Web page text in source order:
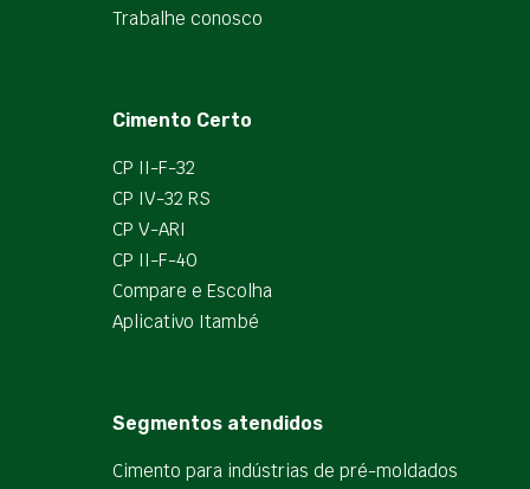
Trabalhe conosco
Cimento Certo
CP II-F-32
CP IV-32 RS
CP V-ARI
CP II-F-40
Compare e Escolha
Aplicativo Itambé
Segmentos atendidos
Cimento para indústrias de pré-moldados